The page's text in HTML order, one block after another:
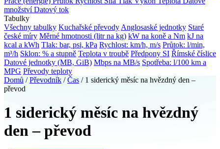
množstvíDatový tok
Tabulky
Všechny tabulky Kuchařské převody Anglosaské jednotky Staré
české míry Měrné hmotnosti (litr na kg) kW na koně a Nm kJ na
kcal a kWh Tlak: bar, psi, kPa Rychlost: km/h, m/s Průtok: l/min,
m³/h Sklon: % a stupně Teplota v troubě Předpony SI Římské číslice
Datové jednotky (MB, GiB) Mbps na MB/s Spotřeba: l/100 km a
MPG Převody teploty
Domů / Převodník / Čas / 1 siderický měsíc na hvězdný den –
převod
1 siderický měsíc na hvězdný
den – převod